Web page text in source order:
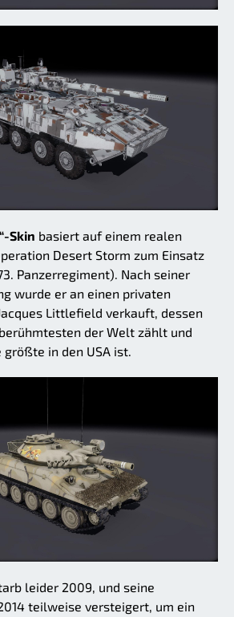
Skin basiert auf einem realen
Desert Storm zum Einsatz
Panzerregiment). Nach seiner
wurde er an einen privaten
Littlefield verkauft, dessen
der Welt zählt und
in den USA ist.
leider 2009, und seine
teilweise versteigert, um ein